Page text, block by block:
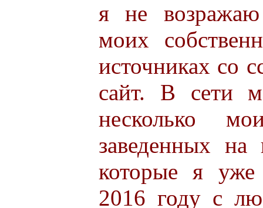
я не
моих
источниках со
сайт. В сети
несколько
заведенных на
которые я
2016 году с